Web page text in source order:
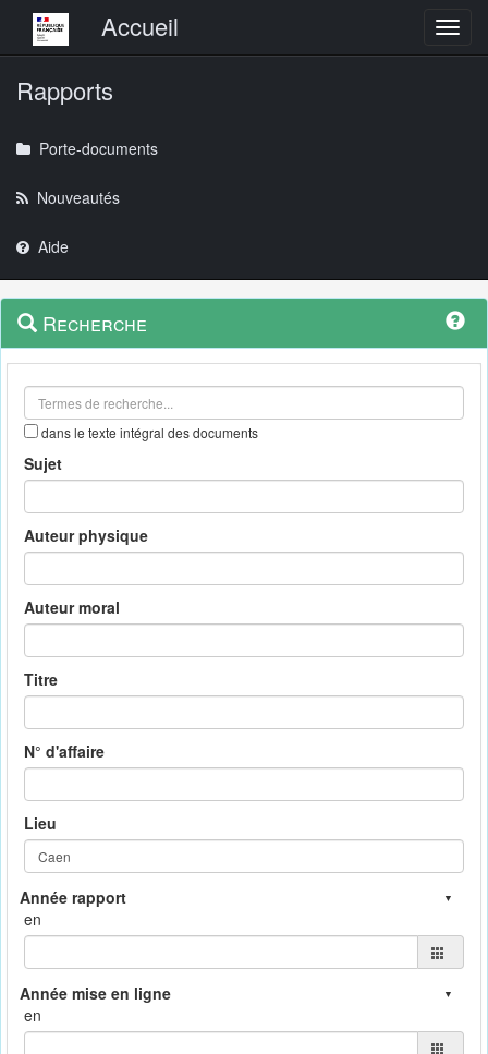
Menu principalAccueil
Rapports
Porte-documents
Nouveautés
Aide
Navigation
outils
Menu
contextuel
Recherche
dans le texte intégral des documents
Sujet
Auteur physique
Auteur moral
Titre
N° d'affaire
Lieu
en
en